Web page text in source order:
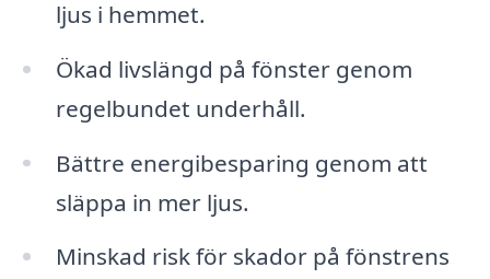
ljus i hemmet.
Ökad livslängd på fönster genom
regelbundet underhåll.
Bättre energibesparing genom att
släppa in mer ljus.
Minskad risk för skador på fönstrens